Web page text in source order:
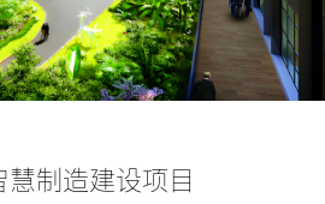
制造建设项目